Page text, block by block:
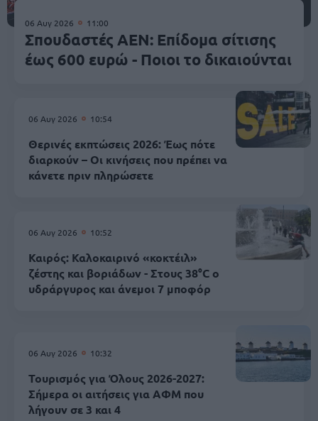
06 Αυγ 2026 11:00
Σπουδαστές ΑΕΝ: Επίδομα σίτισης
έως 600 ευρώ - Ποιοι το δικαιούνται
06 Αυγ 2026 10:54
Θερινές εκπτώσεις 2026: Έως πότε
διαρκούν – Οι κινήσεις που πρέπει να
κάνετε πριν πληρώσετε
06 Αυγ 2026 10:52
Καιρός: Καλοκαιρινό «κοκτέιλ»
ζέστης και βοριάδων - Στους 38°C ο
υδράργυρος και άνεμοι 7 μποφόρ
06 Αυγ 2026 10:32
Τουρισμός για Όλους 2026-2027:
Σήμερα οι αιτήσεις για ΑΦΜ που
λήγουν σε 3 και 4